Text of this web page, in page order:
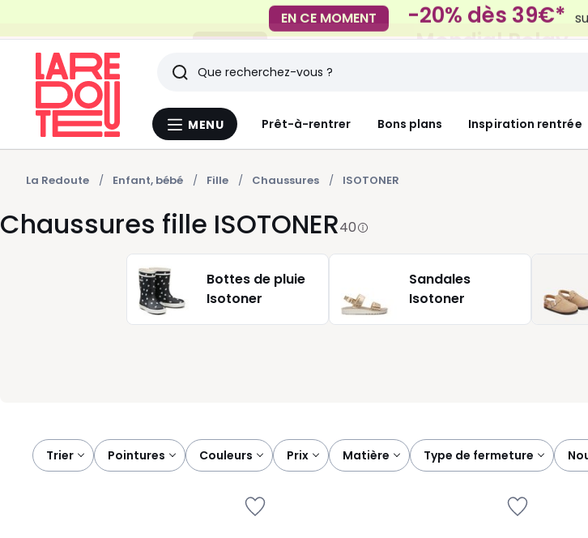
Livraison en Locker Mondial Relay
Menu
MENU Prêt-à-rentrer Bons plans Inspiration rentrée
Rechercher
Derniers
articles
vus
La Redoute Enfant, bébé Fille Chaussures ISOTONER
Chaussures fille ISOTONER40
Bottes de pluie
Isotoner
Sandales
Isotoner
Trier pointures couleurs prix matière type de fermeture